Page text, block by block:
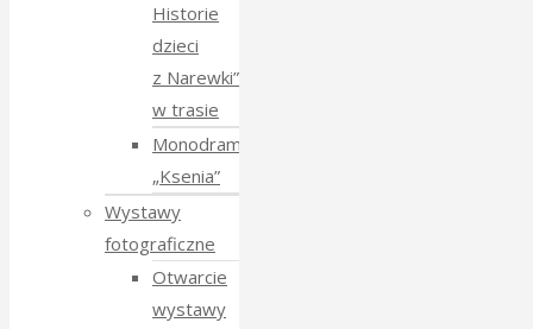
Historie
dzieci
z Narewki”
w trasie
Monodram
„Ksenia”
Wystawy
fotograficzne
Otwarcie
wystawy